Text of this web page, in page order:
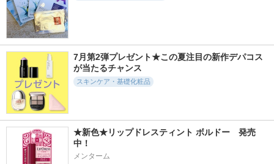
5.2
4653件
ゴールデンタイムリ
ペア 深夜浸透クリ
SOFINA iP
キュレル ランコム
5.2
2230件
やわ肌ミルク洗顔
ファンケル
5.2
11707件
100 セラム
5.3
1854件
7月第2弾プレゼント★この夏注目の新作デパコス
が当たるチャンス
スキンケア・基礎化粧品
★新色★リップドレスティント ボルドー　発売
中！
メンターム